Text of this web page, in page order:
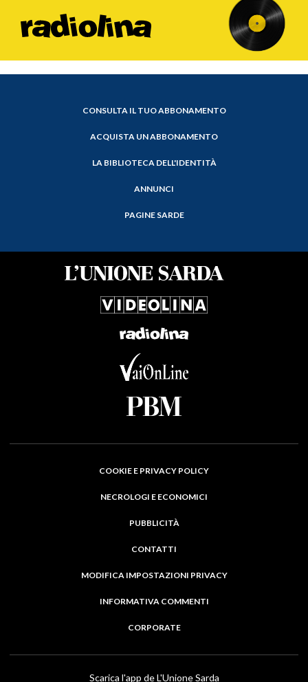
CONSULTA IL TUO ABBONAMENTO
ACQUISTA UN ABBONAMENTO
LA BIBLIOTECA DELL'IDENTITÀ
ANNUNCI
PAGINE SARDE
COOKIE E PRIVACY POLICY
NECROLOGI E ECONOMICI
PUBBLICITÀ
CONTATTI
MODIFICA IMPOSTAZIONI PRIVACY
INFORMATIVA COMMENTI
CORPORATE
Scarica l'app de L'Unione Sarda